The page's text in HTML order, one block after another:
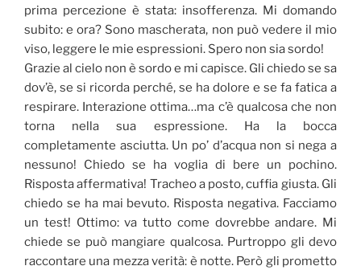
prima percezione è stata: insofferenza. Mi domando
subito: e ora? Sono mascherata, non può vedere il mio
viso, leggere le mie espressioni. Spero non sia sordo!
Grazie al cielo non è sordo e mi capisce. Gli chiedo se sa
dov’è, se si ricorda perché, se ha dolore e se fa fatica a
respirare. Interazione ottima…ma c’è qualcosa che non
torna nella sua espressione. Ha la bocca
completamente asciutta. Un po’ d’acqua non si nega a
nessuno! Chiedo se ha voglia di bere un pochino.
Risposta affermativa! Tracheo a posto, cuffia giusta. Gli
chiedo se ha mai bevuto. Risposta negativa. Facciamo
un test! Ottimo: va tutto come dovrebbe andare. Mi
chiede se può mangiare qualcosa. Purtroppo gli devo
raccontare una mezza verità: è notte. Però gli prometto